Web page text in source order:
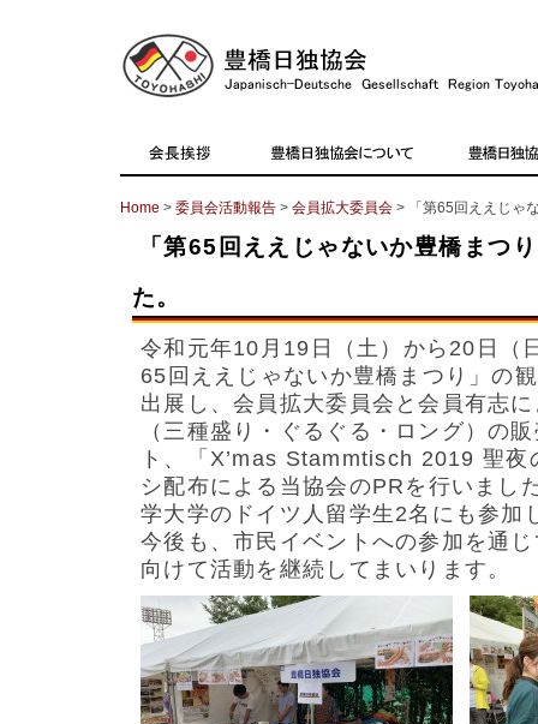
Home > 委員会活動報告 > 会員拡大委員会 > 「第65回ええじゃ
「第65回ええじゃないか豊橋まつ
た。
令和元年10月19日（土）から20日（
65回ええじゃないか豊橋まつり」の
出展し、会員拡大委員会と会員有志
（三種盛り・ぐるぐる・ロング）の
ト、「X’mas Stammtisch 2019 聖
シ配布による当協会のPRを行いまし
学大学のドイツ人留学生2名にも参加
今後も、市民イベントへの参加を通
向けて活動を継続してまいります。